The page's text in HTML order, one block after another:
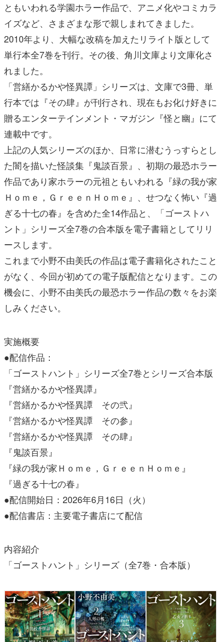
ともいわれる学園ホラー作品で、アニメ化やコミカラ
イズなど、さまざまな形で親しまれてきました。
2010年より、大幅な改稿を加えたリライト版として
単行本全7巻を刊行。その後、角川文庫より文庫化さ
れました。
「営繕かるかや怪異譚」シリーズは、文庫で3冊、単
行本では『その肆』が刊行され、現在もお化け好きに
贈るエンターテインメント・マガジン『怪と幽』にて
連載中です。
上記の人気シリーズのほか、日常に潜むうっすらとし
た闇を描いた怪談集『鬼談百景』、初期の最恐ホラー
作品であり家ホラーの元祖ともいわれる『緑の我が家
Ｈｏｍｅ，ＧｒｅｅｎＨｏｍｅ』、せつなく怖い『過
ぎる十七の春』を含めた全14作品と、「ゴーストハ
ント」シリーズ全7巻の合本版を電子書籍としてリリ
ースします。
これまで小野不由美氏の作品は電子書籍化されたこと
がなく、今回が初めての電子版配信となります。この
機会に、小野不由美氏の最恐ホラー作品の数々をお楽
しみください。
実施概要
●配信作品：
「ゴーストハント」シリーズ全7巻とシリーズ合本版
『営繕かるかや怪異譚』
『営繕かるかや怪異譚 その弐』
『営繕かるかや怪異譚 その参』
『営繕かるかや怪異譚 その肆』
『鬼談百景』
『緑の我が家Ｈｏｍｅ，ＧｒｅｅｎＨｏｍｅ』
『過ぎる十七の春』
●配信開始日：2026年6月16日（火）
●配信書店：主要電子書店にて配信
内容紹介
「ゴーストハント」シリーズ（全7巻・合本版）